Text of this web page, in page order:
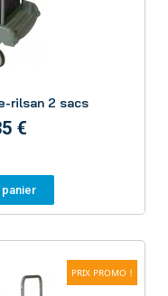
rilsan 2 sacs
€
PRIX PROMO !